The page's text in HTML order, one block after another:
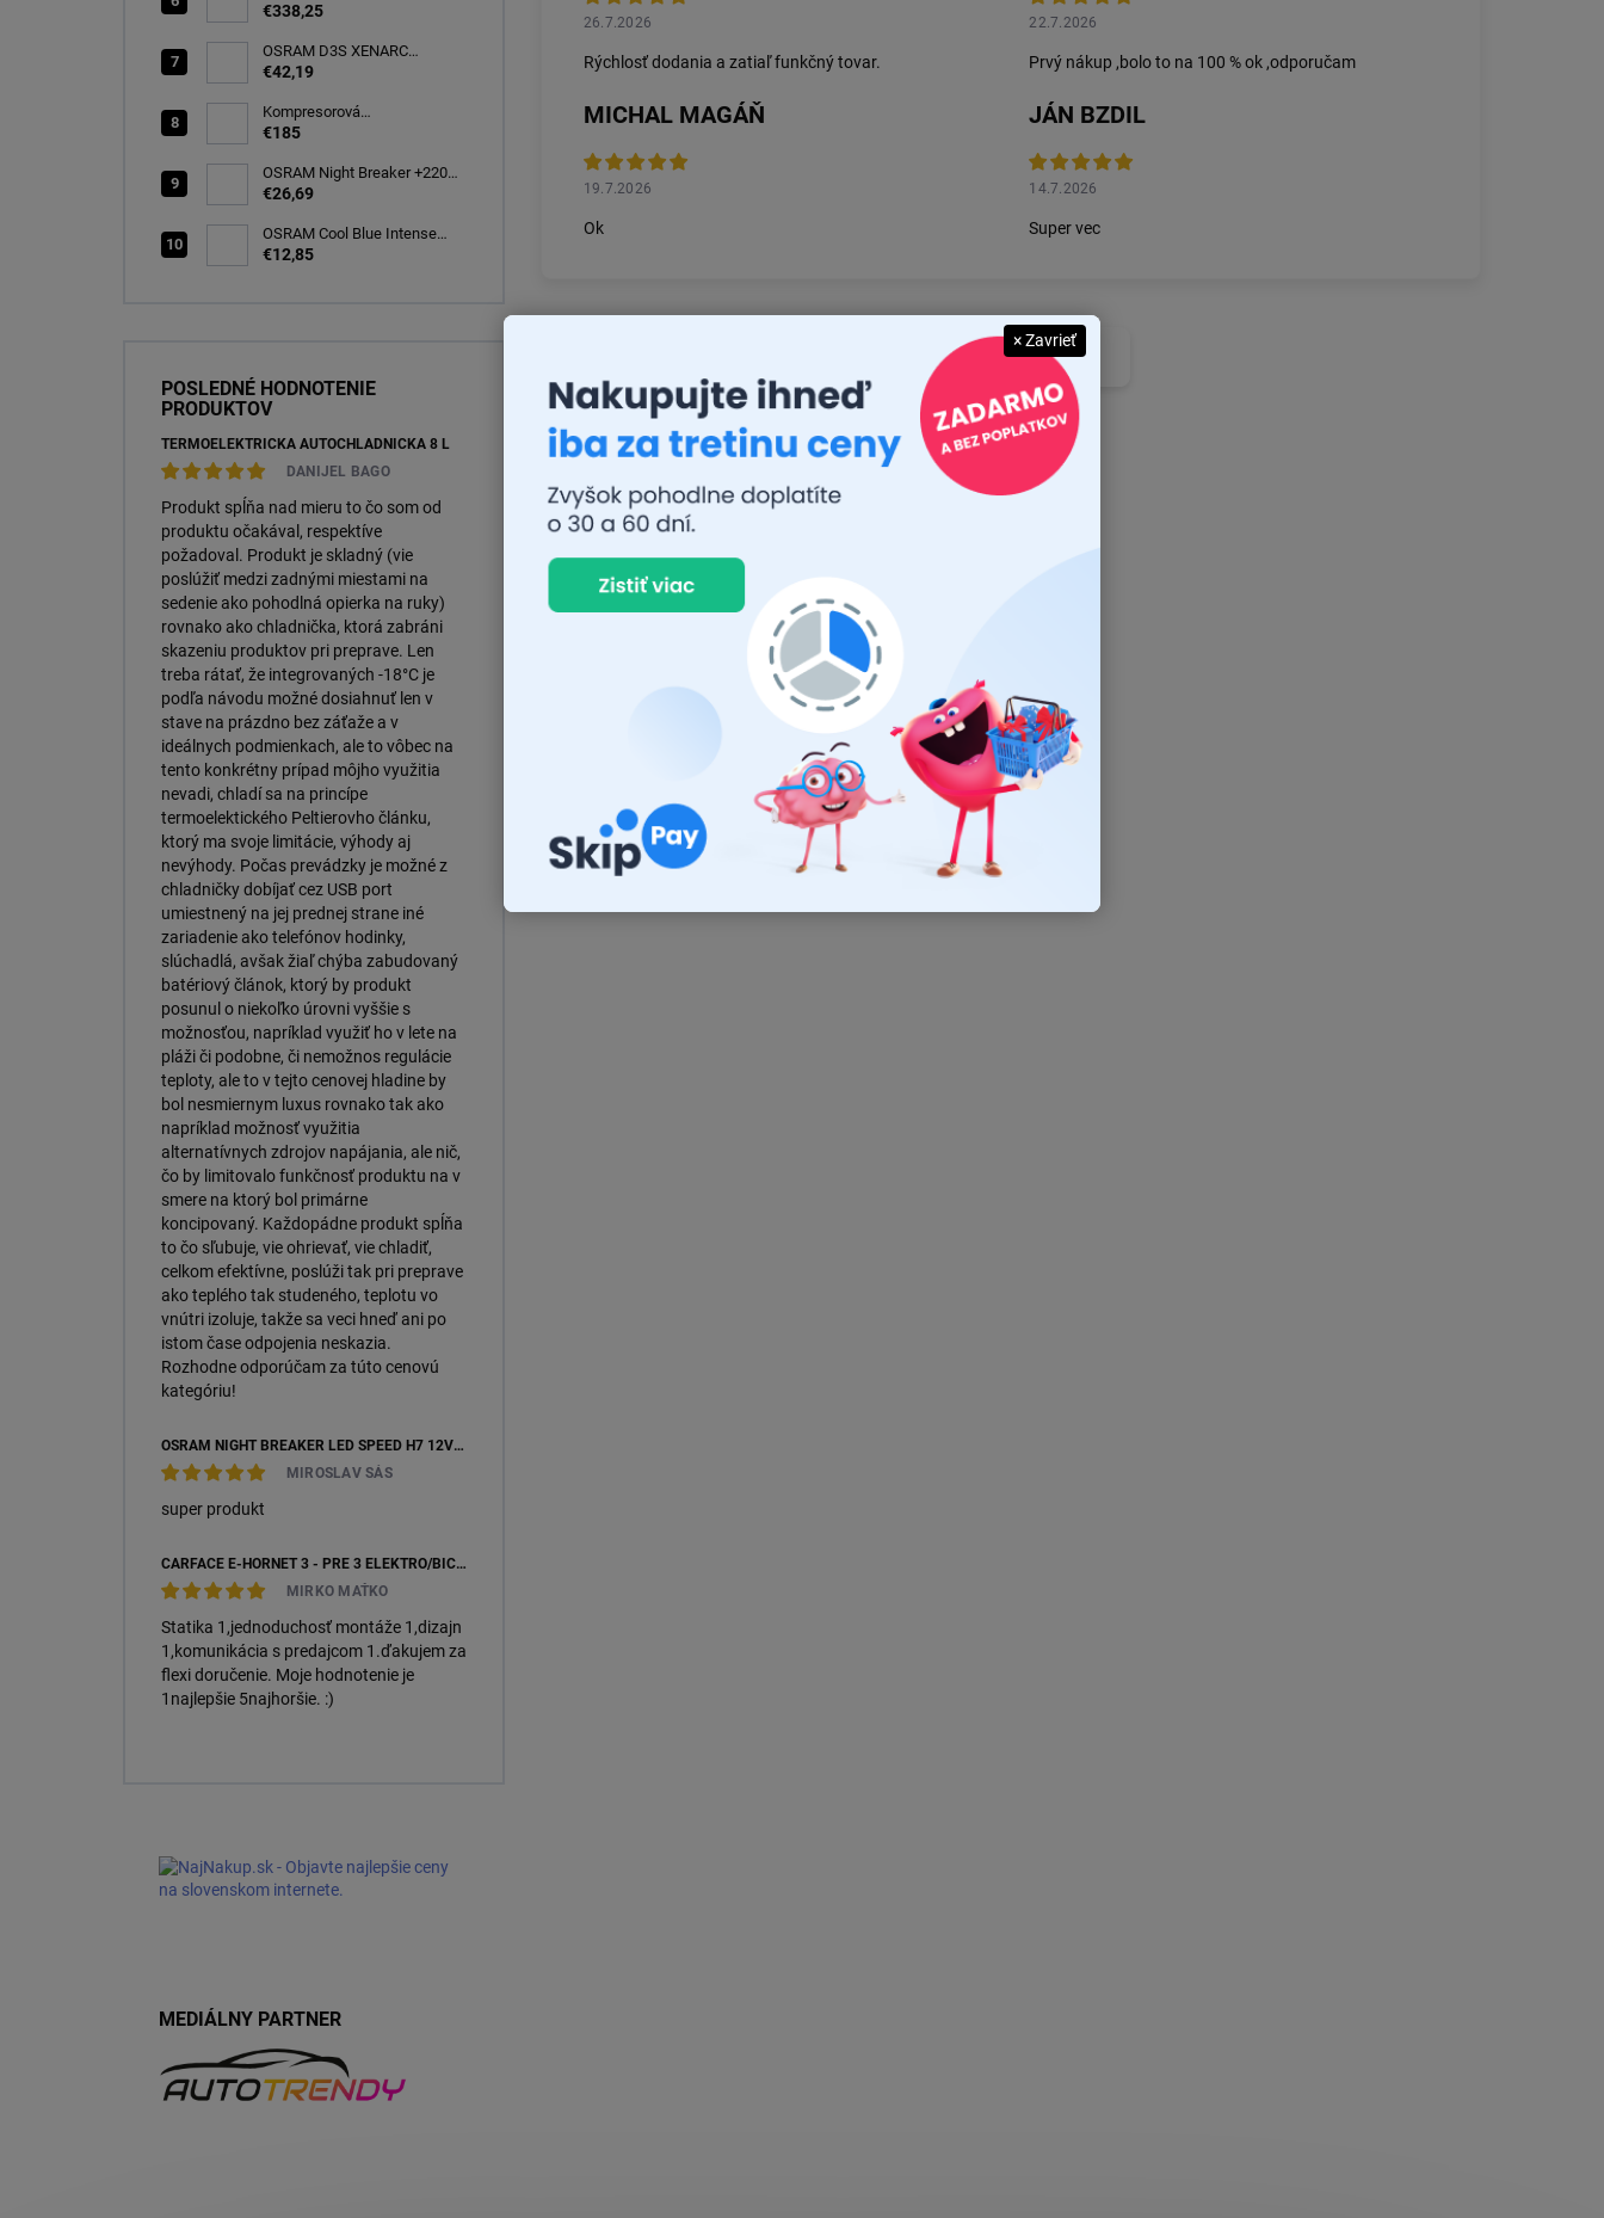
elektro/bicykle
€338,25
OSRAM D3S XENARC
ORIGINAL SPARE 35W
€42,19
Kompresorová
autochladnička 25 litrov, -20C
€185
OSRAM Night Breaker +220%
H7 PX26d 12V 55W BOX
€26,69
OSRAM Cool Blue Intense
(NEXT GEN) H7 PX26d 12V
€12,85
POSLEDNÉ HODNOTENIE
PRODUKTOV
TERMOELEKTRICKÁ AUTOCHLADNIČKA 8 L
DANIJEL BAGO
Produkt spĺňa nad mieru to čo som od
produktu očakával, respektíve
požadoval. Produkt je skladný (vie
poslúžiť medzi zadnými miestami na
sedenie ako pohodlná opierka na ruky)
rovnako ako chladnička, ktorá zabráni
skazeniu produktov pri preprave. Len
treba rátať, že integrovaných -18°C je
podľa návodu možné dosiahnuť len v
stave na prázdno bez záťaže a v
ideálnych podmienkach, ale to vôbec na
tento konkrétny prípad môjho využitia
nevadi, chladí sa na princípe
termoelektického Peltierovho článku,
ktorý ma svoje limitácie, výhody aj
nevýhody. Počas prevádzky je možné z
chladničky dobíjať cez USB port
umiestnený na jej prednej strane iné
zariadenie ako telefónov hodinky,
slúchadlá, avšak žiaľ chýba zabudovaný
batériový článok, ktorý by produkt
posunul o niekoľko úrovni vyššie s
možnosťou, napríklad využiť ho v lete na
pláži či podobne, či nemožnos regulácie
teploty, ale to v tejto cenovej hladine by
bol nesmiernym luxus rovnako tak ako
napríklad možnosť využitia
alternatívnych zdrojov napájania, ale nič,
čo by limitovalo funkčnosť produktu na v
smere na ktorý bol primárne
koncipovaný. Každopádne produkt spĺňa
to čo sľubuje, vie ohrievať, vie chladiť,
celkom efektívne, poslúži tak pri preprave
ako teplého tak studeného, teplotu vo
vnútri izoluje, takže sa veci hneď ani po
istom čase odpojenia neskazia.
Rozhodne odporúčam za túto cenovú
kategóriu!
OSRAM NIGHT BREAKER LED SPEED H7 12V 16W 6000K +450 % (64210DWNBSP450-2HB) – 2KS, ECOPACK
MIROSLAV SÁS
super produkt
CARFACE E-HORNET 3 - PRE 3 ELEKTRO/BICYKLE
MIRKO MAŤKO
Statika 1,jednoduchosť montáže 1,dizajn
1,komunikácia s predajcom 1.ďakujem za
flexi doručenie. Moje hodnotenie je
1najlepšie 5najhoršie. :)
MEDIÁLNY PARTNER
26.7.2026
Rýchlosť dodania a zatiaľ funkčný tovar.
22.7.2026
Prvý nákup ,bolo to na 100 % ok ,odporučam
MICHAL MAGÁŇ
19.7.2026
Ok
JÁN BZDIL
14.7.2026
Super vec
Zobraziť ďalšie recenzie
× Zavrieť